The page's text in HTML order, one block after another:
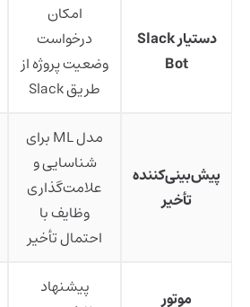
دستیار Slack
Bot
امکان
درخواست
وضعیت پروژه از
طریق Slack
پیش‌بینی‌کننده
تأخیر
مدل ML برای
شناسایی و
علامت‌گذاری
وظایف با
احتمال تأخیر
موتور
پیشنهاد